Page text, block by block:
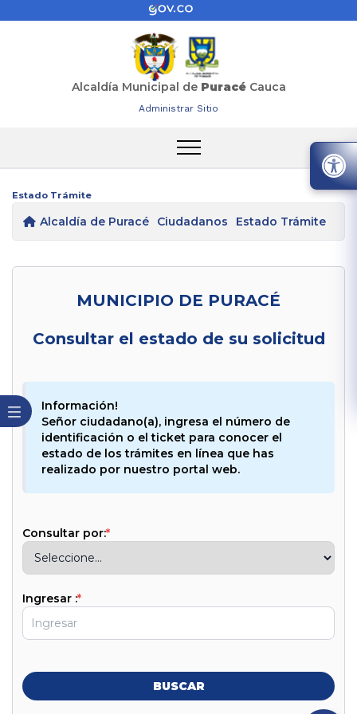
Alcaldía Municipal de Puracé Cauca
Administrar Sitio
Estado Trámite
Alcaldía de Puracé Ciudadanos Estado Trámite